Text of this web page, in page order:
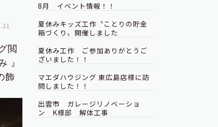
閲
』
飾
8月 イベント情報！！
夏休みキッズ工作〝ことりの貯金
箱づくり〟開催しました
夏休み工作 ご参加ありがとうご
ざいました！！
マエダハウジング 東広島店様に訪
問しました！！
出雲市 ガレージリノベーショ
ン K様邸 解体工事